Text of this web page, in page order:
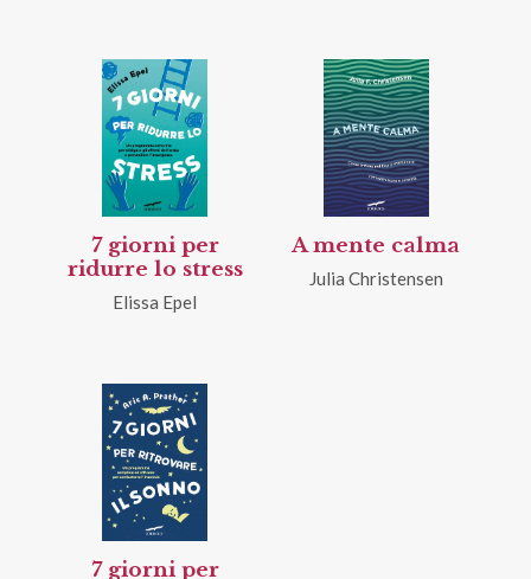
7 giorni per
ridurre lo stress
Elissa Epel
A mente calma
Julia Christensen
7 giorni per